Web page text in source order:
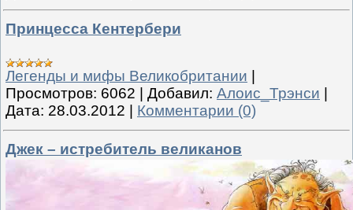
Принцесса Кентербери
Легенды и мифы Великобритании
Просмотров: 6062 Добавил: Алоис_Трэнси
Дата: 28.03.2012 Комментарии (0)
Джек – истребитель великанов